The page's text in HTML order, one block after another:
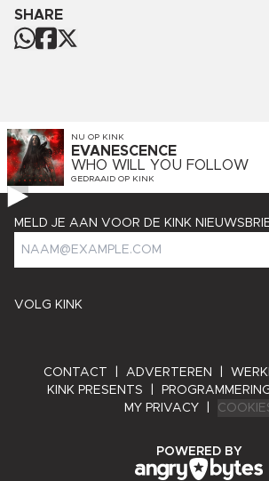
SHARE
NU OP KINK
EVANESCENCE
WHO WILL YOU FOLLOW
GEDRAAID OP KINK
VOLG KINK
MELD JE AAN VOOR DE KINK
CONTACT ADVERTEREN
KINK PRESENTS
MY PRIVACY
POWERED BY